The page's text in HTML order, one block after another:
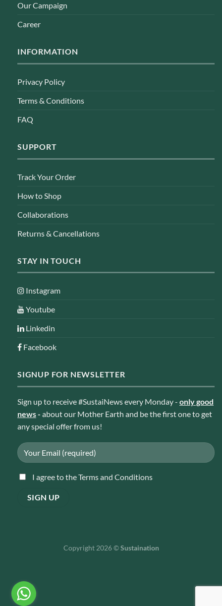
Our Campaign
Career
INFORMATION
Privacy Policy
Terms & Conditions
FAQ
SUPPORT
Track Your Order
How to Shop
Collaborations
Returns & Cancellations
STAY IN TOUCH
Instagram
Youtube
Linkedin
Facebook
SIGNUP FOR NEWSLETTER
Sign up to receive #SustaiNews every Monday - only good
news- about our Mother Earth and be the first one to get
any special offer from us!
I agree to the Terms and Conditions
Copyright 2026 ©Sustaination